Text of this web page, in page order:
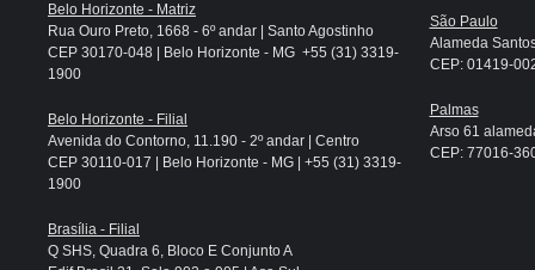
Belo Horizonte - Matriz
Rua Ouro Preto, 1668 - 6º andar | Santo Agostinho
CEP 30170-048 | Belo Horizonte - MG +55 (31) 3319-
1900
Belo Horizonte - Filial
Avenida do Contorno, 11.190 - 2º andar | Centro
CEP 30110-017 | Belo Horizonte - MG | +55 (31) 3319-
1900
Brasília - Filial
Q SHS, Quadra 6, Bloco E Conjunto A
São Paulo
Alameda
CEP: 01419-
Palmas
Arso 61
CEP: 77016-